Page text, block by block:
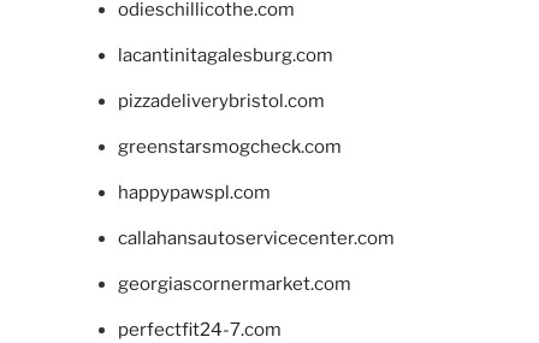
odieschillicothe.com
lacantinitagalesburg.com
pizzadeliverybristol.com
greenstarsmogcheck.com
happypawspl.com
callahansautoservicecenter.com
georgiascornermarket.com
perfectfit24-7.com